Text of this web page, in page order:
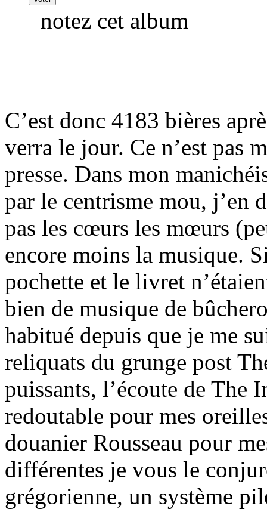
notez cet album
C’est donc 4183 bières
verra le jour. Ce n’est pas
presse. Dans mon
par le centrisme mou, j’en
pas les cœurs les mœurs
encore moins la musique.
pochette et le livret
bien de musique de
habitué depuis que je me
reliquats du grunge post
puissants, l’écoute de The
redoutable pour mes
douanier Rousseau pour
différentes je vous le
grégorienne, un système